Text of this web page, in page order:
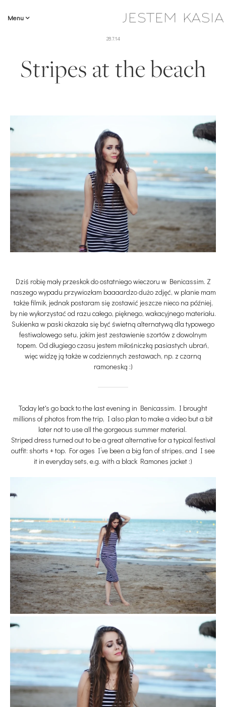
Menu
28.7.14
Stripes at the beach
Dziś robię mały przeskok do ostatniego wieczoru w Benicassim. Z
naszego wypadu przywiozłam baaaardzo dużo zdjęć, w planie mam
także filmik, jednak postaram się zostawić jeszcze nieco na później,
by nie wykorzystać od razu całego, pięknego, wakacyjnego materiału.
Sukienka w paski okazała się być świetną alternatywą dla typowego
festiwalowego setu, jakim jest zestawienie szortów z dowolnym
topem. Od długiego czasu jestem miłośniczką pasiastych ubrań,
więc widzę ją także w codziennych zestawach, np. z czarną
ramoneską :)
Today let's go back to the last evening in Benicassim. I brought
millions of photos from the trip, I also plan to make a video but a bit
later not to use all the gorgeous summer material.
Striped dress turned out to be a great alternative for a typical festival
outfit: shorts + top. For ages I’ve been a big fan of stripes, and I see
it in everyday sets, e.g. with a black Ramones jacket :)